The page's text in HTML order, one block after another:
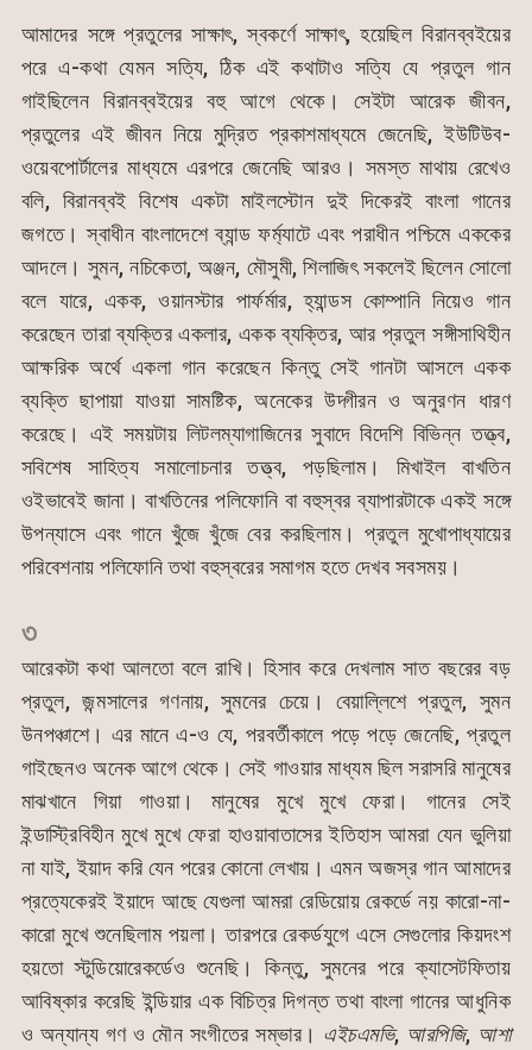
আমাদের সঙ্গে প্রতুলের সাক্ষাৎ, স্বকর্ণে সাক্ষাৎ, হয়েছিল বিরানব্বইয়ের
পরে এ-কথা যেমন সত্যি, ঠিক এই কথাটাও সত্যি যে প্রতুল গান
গাইছিলেন বিরানব্বইয়ের বহু আগে থেকে। সেইটা আরেক জীবন,
প্রতুলের এই জীবন নিয়ে মুদ্রিত প্রকাশমাধ্যমে জেনেছি, ইউটিউব-
ওয়েবপোর্টালের মাধ্যমে এরপরে জেনেছি আরও। সমস্ত মাথায় রেখেও
বলি, বিরানব্বই বিশেষ একটা মাইলস্টোন দুই দিকেরই বাংলা গানের
জগতে। স্বাধীন বাংলাদেশে ব্যান্ড ফর্ম্যাটে এবং পরাধীন পশ্চিমে এককের
আদলে। সুমন, নচিকেতা, অঞ্জন, মৌসুমী, শিলাজিৎ সকলেই ছিলেন সোলো
বলে যারে, একক, ওয়ানস্টার পার্ফর্মার, হ্যান্ডস কোম্পানি নিয়েও গান
করেছেন তারা ব্যক্তির একলার, একক ব্যক্তির, আর প্রতুল সঙ্গীসাথিহীন
আক্ষরিক অর্থে একলা গান করেছেন কিন্তু সেই গানটা আসলে একক
ব্যক্তি ছাপায়া যাওয়া সামষ্টিক, অনেকের উদ্গীরন ও অনুরণন ধারণ
করেছে। এই সময়টায় লিটলম্যাগাজিনের সুবাদে বিদেশি বিভিন্ন তত্ত্ব,
সবিশেষ সাহিত্য সমালোচনার তত্ত্ব, পড়ছিলাম। মিখাইল বাখতিন
ওইভাবেই জানা। বাখতিনের পলিফোনি বা বহুস্বর ব্যাপারটাকে একই সঙ্গে
উপন্যাসে এবং গানে খুঁজে খুঁজে বের করছিলাম। প্রতুল মুখোপাধ্যায়ের
পরিবেশনায় পলিফোনি তথা বহুস্বরের সমাগম হতে দেখব সবসময়।
৩
আরেকটা কথা আলতো বলে রাখি। হিসাব করে দেখলাম সাত বছরের বড়
প্রতুল, জন্মসালের গণনায়, সুমনের চেয়ে। বেয়াল্লিশে প্রতুল, সুমন
উনপঞ্চাশে। এর মানে এ-ও যে, পরবর্তীকালে পড়ে পড়ে জেনেছি, প্রতুল
গাইছেনও অনেক আগে থেকে। সেই গাওয়ার মাধ্যম ছিল সরাসরি মানুষের
মাঝখানে গিয়া গাওয়া। মানুষের মুখে মুখে ফেরা। গানের সেই
ইন্ডাস্ট্রিবিহীন মুখে মুখে ফেরা হাওয়াবাতাসের ইতিহাস আমরা যেন ভুলিয়া
না যাই, ইয়াদ করি যেন পরের কোনো লেখায়। এমন অজস্র গান আমাদের
প্রত্যেকেরই ইয়াদে আছে যেগুলা আমরা রেডিয়োয় রেকর্ডে নয় কারো-না-
কারো মুখে শুনেছিলাম পয়লা। তারপরে রেকর্ডযুগে এসে সেগুলোর কিয়দংশ
হয়তো স্টুডিয়োরেকর্ডেও শুনেছি। কিন্তু, সুমনের পরে ক্যাসেটফিতায়
আবিষ্কার করেছি ইন্ডিয়ার এক বিচিত্র দিগন্ত তথা বাংলা গানের আধুনিক
ও অন্যান্য গণ ও মৌন সংগীতের সম্ভার। এইচএমভি, আরপিজি, আশা